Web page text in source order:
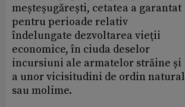
meșteșugărești, cetatea a garantat
pentru perioade relativ
îndelungate dezvoltarea vieţii
economice, în ciuda deselor
incursiuni ale armatelor străine și
a unor vicisitudini de ordin natural
sau molime.